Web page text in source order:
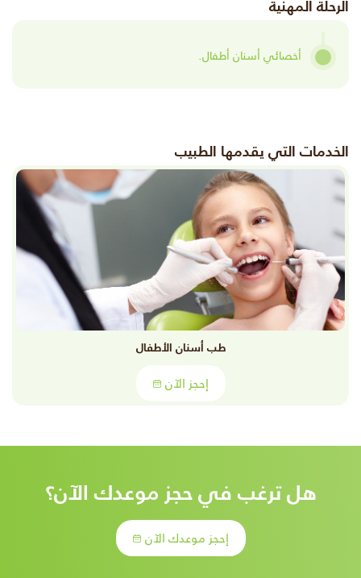
الرحلة المهنية
أخصائي أسنان أطفال.
الخدمات التي يقدمها الطبيب
طب أسنان الأطفال
إحجز الآن
هل ترغب في حجز موعدك الآن؟
إحجز موعدك الآن